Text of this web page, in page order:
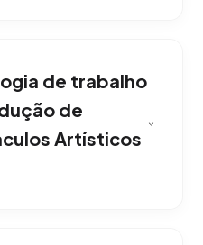
16:9 para YouTube ou
de trabalho
de
Artísticos